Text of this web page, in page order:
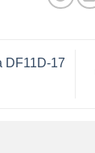
DF11D-17